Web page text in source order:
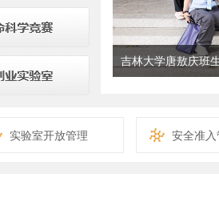
吉林大学唐敖庆班
实验室开放管理 安全准入